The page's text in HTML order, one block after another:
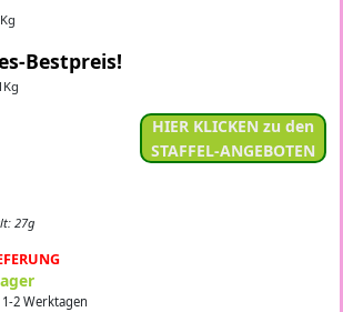
Bestpreis!
HIER KLICKEN zu den
STAFFEL-ANGEBOTEN
27g
2 Werktagen